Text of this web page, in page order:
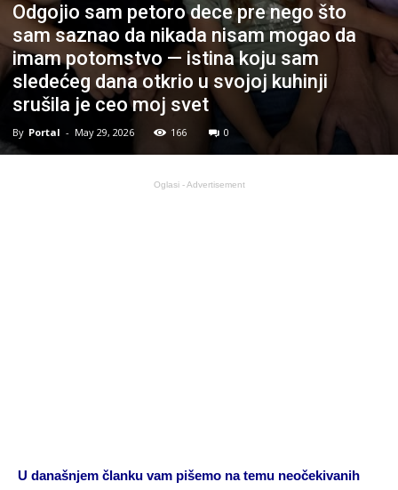
Odgojio sam petoro dece pre nego što
sam saznao da nikada nisam mogao da
imam potomstvo — istina koju sam
sledećeg dana otkrio u svojoj kuhinji
srušila je ceo moj svet
By Portal - May 29, 2026 166 0
Oglasi - Advertisement
U današnjem članku vam pišemo na temu neočekivanih